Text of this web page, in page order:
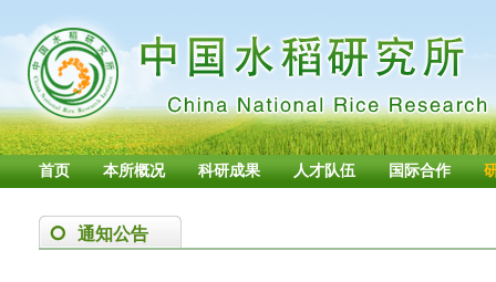
首页 本所概况 科研成果 人才队伍 国际合作
通知公告